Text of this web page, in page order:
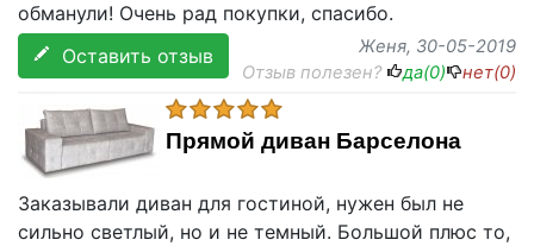
обманули! Очень рад покупки, спасибо.
Оставить отзыв
Женя, 30-05-2019
Отзыв полезен?
да(0) нет(0)
Прямой диван Барселона
Заказывали диван для гостиной, нужен был не
сильно светлый, но и не темный. Большой плюс то,